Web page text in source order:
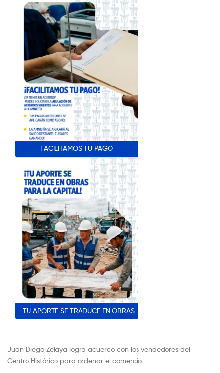
FACILITAMOS TU PAGO
TU APORTE SE TRADUCE EN OBRAS
Juan Diego Zelaya logra acuerdo con los vendedores del
Centro Histórico para ordenar el comercio